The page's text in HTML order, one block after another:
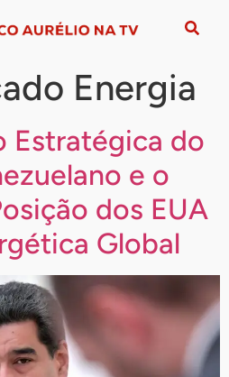
Energia
Estratégica do
e o
dos EUA
Global